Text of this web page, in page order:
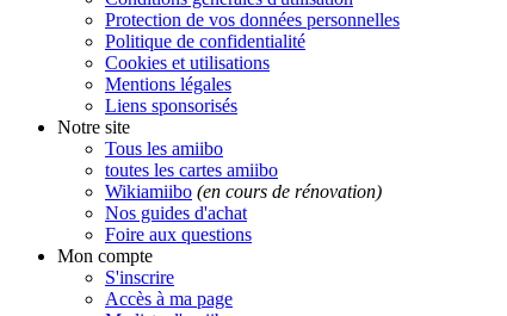
Protection de vos données personnelles
Politique de confidentialité
Cookies et utilisations
Mentions légales
Liens sponsorisés
Notre site
Tous les amiibo
toutes les cartes amiibo
Wikiamiibo (en cours de rénovation)
Nos guides d'achat
Foire aux questions
Mon compte
S'inscrire
Accès à ma page